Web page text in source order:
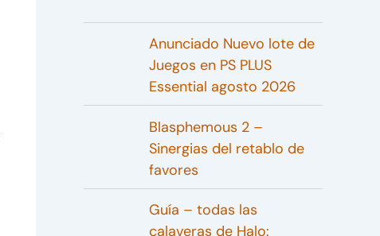
Anunciado Nuevo lote de
Juegos en PS PLUS
Essential agosto 2026
Blasphemous 2 –
Sinergias del retablo de
favores
Guía – todas las
calaveras de Halo: